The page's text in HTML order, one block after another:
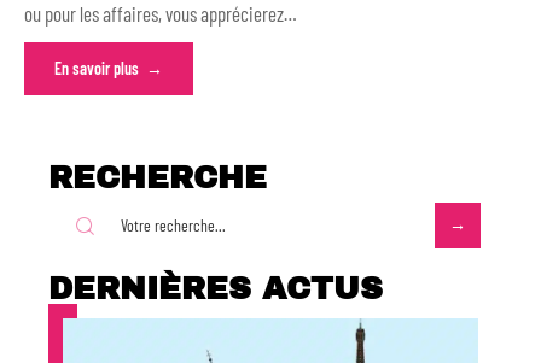
ou pour les affaires, vous apprécierez…
En savoir plus
RECHERCHE
DERNIÈRES ACTUS